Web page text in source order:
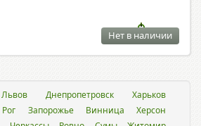
Нет в наличии
Львов Днепропетровск
Харьков
Запорожье Винница
Херсон